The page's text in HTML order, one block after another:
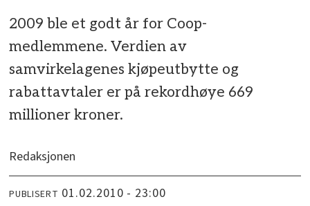
2009 ble et godt år for Coop-
medlemmene. Verdien av
samvirkelagenes kjøpeutbytte og
rabattavtaler er på rekordhøye 669
millioner kroner.
Redaksjonen
PUBLISERT 01.02.2010 - 23:00